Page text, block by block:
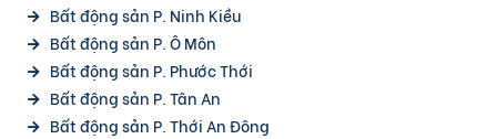
Bất động sản P. Ninh Kiều
Bất động sản P. Ô Môn
Bất động sản P. Phước Thới
Bất động sản P. Tân An
Bất động sản P. Thới An Đông